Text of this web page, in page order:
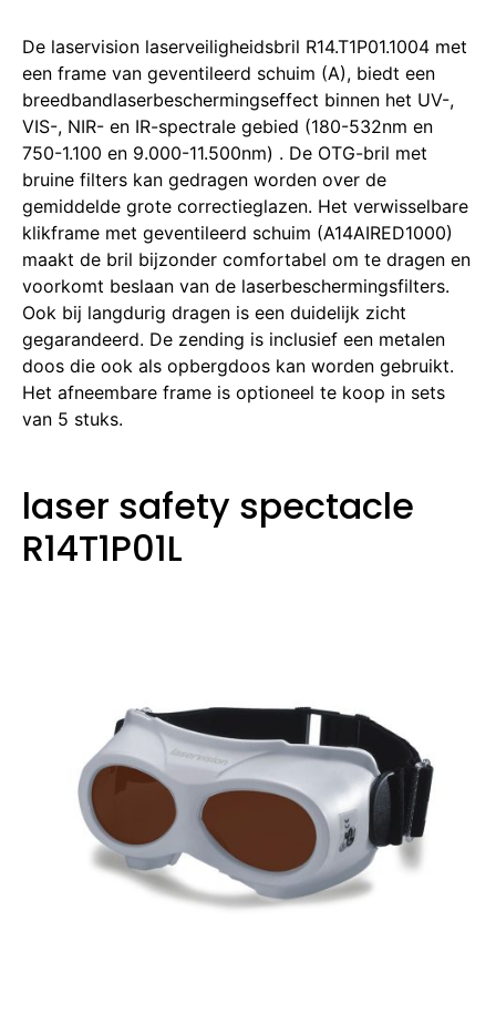
De laservision laserveiligheidsbril R14.T1P01.1004 met
een frame van geventileerd schuim (A), biedt een
breedbandlaserbeschermingseffect binnen het UV-,
VIS-, NIR- en IR-spectrale gebied (180-532nm en
750-1.100 en 9.000-11.500nm) . De OTG-bril met
bruine filters kan gedragen worden over de
gemiddelde grote correctieglazen. Het verwisselbare
klikframe met geventileerd schuim (A14AIRED1000)
maakt de bril bijzonder comfortabel om te dragen en
voorkomt beslaan van de laserbeschermingsfilters.
Ook bij langdurig dragen is een duidelijk zicht
gegarandeerd. De zending is inclusief een metalen
doos die ook als opbergdoos kan worden gebruikt.
Het afneembare frame is optioneel te koop in sets
van 5 stuks.
laser safety spectacle
R14T1P01L